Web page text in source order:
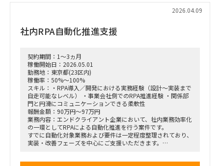
2026.04.09
社内RPA自動化推進支援
契約期間：1～3ヵ月
稼働開始日：2026.05.01
勤務地：東京都(23区内)
稼働率：50%～100%
スキル：・RPA導入／開発における実務経験（設計〜実装まで
自走可能なレベル） ・事業会社側でのRPA推進経験 ・関係部
門と円滑にコミュニケーションできる柔軟性
報酬金額：90万円～97万円
業務内容：エンドクライアント企業において、社内業務効率化
の一環としてRPAによる自動化推進を行う案件です。
すでに自動化対象業務および要件は一定程度整理されており、
実装・改善フェーズを中心にご支援いただきます。